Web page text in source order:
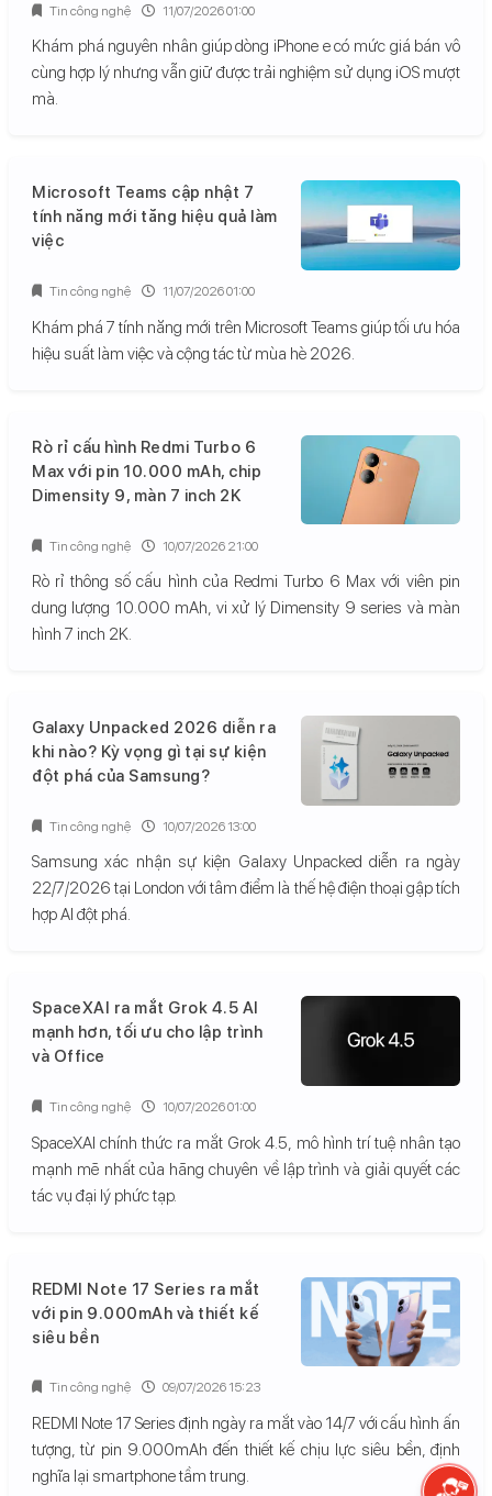
Khám phá nguyên nhân giúp dòng iPhone e có mức giá bán vô
cùng hợp lý nhưng vẫn giữ được trải nghiệm sử dụng iOS mượt
mà.
Tin công nghệ 11/07/2026 01:00
Microsoft Teams cập nhật 7
tính năng mới tăng hiệu quả làm
việc
Khám phá 7 tính năng mới trên Microsoft Teams giúp tối ưu hóa
hiệu suất làm việc và cộng tác từ mùa hè 2026.
Tin công nghệ 11/07/2026 01:00
Rò rỉ cấu hình Redmi Turbo 6
Max với pin 10.000 mAh, chip
Dimensity 9, màn 7 inch 2K
Rò rỉ thông số cấu hình của Redmi Turbo 6 Max với viên pin
dung lượng 10.000 mAh, vi xử lý Dimensity 9 series và màn
hình 7 inch 2K.
Tin công nghệ 10/07/2026 21:00
Galaxy Unpacked 2026 diễn ra
khi nào? Kỳ vọng gì tại sự kiện
đột phá của Samsung?
Samsung xác nhận sự kiện Galaxy Unpacked diễn ra ngày
22/7/2026 tại London với tâm điểm là thế hệ điện thoại gập tích
hợp AI đột phá.
Tin công nghệ 10/07/2026 13:00
SpaceXAI ra mắt Grok 4.5 AI
mạnh hơn, tối ưu cho lập trình
và Office
SpaceXAI chính thức ra mắt Grok 4.5, mô hình trí tuệ nhân tạo
mạnh mẽ nhất của hãng chuyên về lập trình và giải quyết các
tác vụ đại lý phức tạp.
Tin công nghệ 10/07/2026 01:00
REDMI Note 17 Series ra mắt
với pin 9.000mAh và thiết kế
siêu bền
REDMI Note 17 Series định ngày ra mắt vào 14/7 với cấu hình ấn
tượng, từ pin 9.000mAh đến thiết kế chịu lực siêu bền, định
nghĩa lại smartphone tầm trung.
Tin công nghệ 09/07/2026 15:23